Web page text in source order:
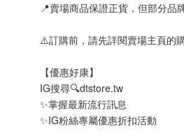
📍賣場商品保證正貨，但部分品
⚠️訂購前，請先詳閱賣場主頁的
【優惠好康】
IG搜尋🔍dtstore.tw
✨掌握最新流行訊息
✨IG粉絲專屬優惠折扣活動